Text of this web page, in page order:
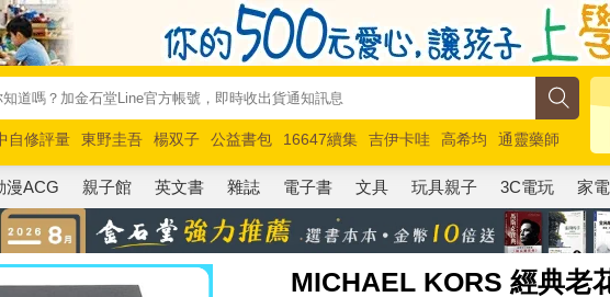
自修評量 東野圭吾 楊双子 公益書包 16647續集 吉伊卡哇 高希均
通靈藥師
花綻放
奧德賽 路邊攤新作 馬斯克 玩具總動員5 超慢跑
漫ACG 親子館 英文書 雜誌 電子書 文具 玩具親子 3C電玩 家電
MICHAEL KORS 經典老